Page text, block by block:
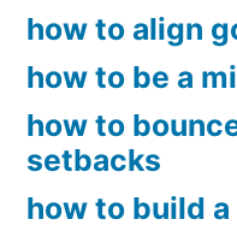
how to align
how to be a
how to
setbacks
how to build